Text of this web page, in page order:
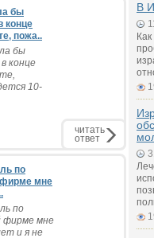
бы
конце
пожа..
бы
конце
10-
читать
ответ
по
фирме мне
по
фирме мне
и я не
В